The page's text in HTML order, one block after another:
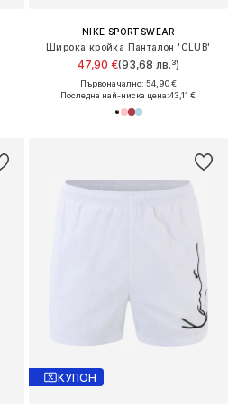
NIKE SPORTSWEAR
Широка кройка Панталон 'CLUB'
47,90 €(93,68 лв.³)
Първоначално: 54,90 €
Последна най-ниска цена:43,11 €
КУПОН